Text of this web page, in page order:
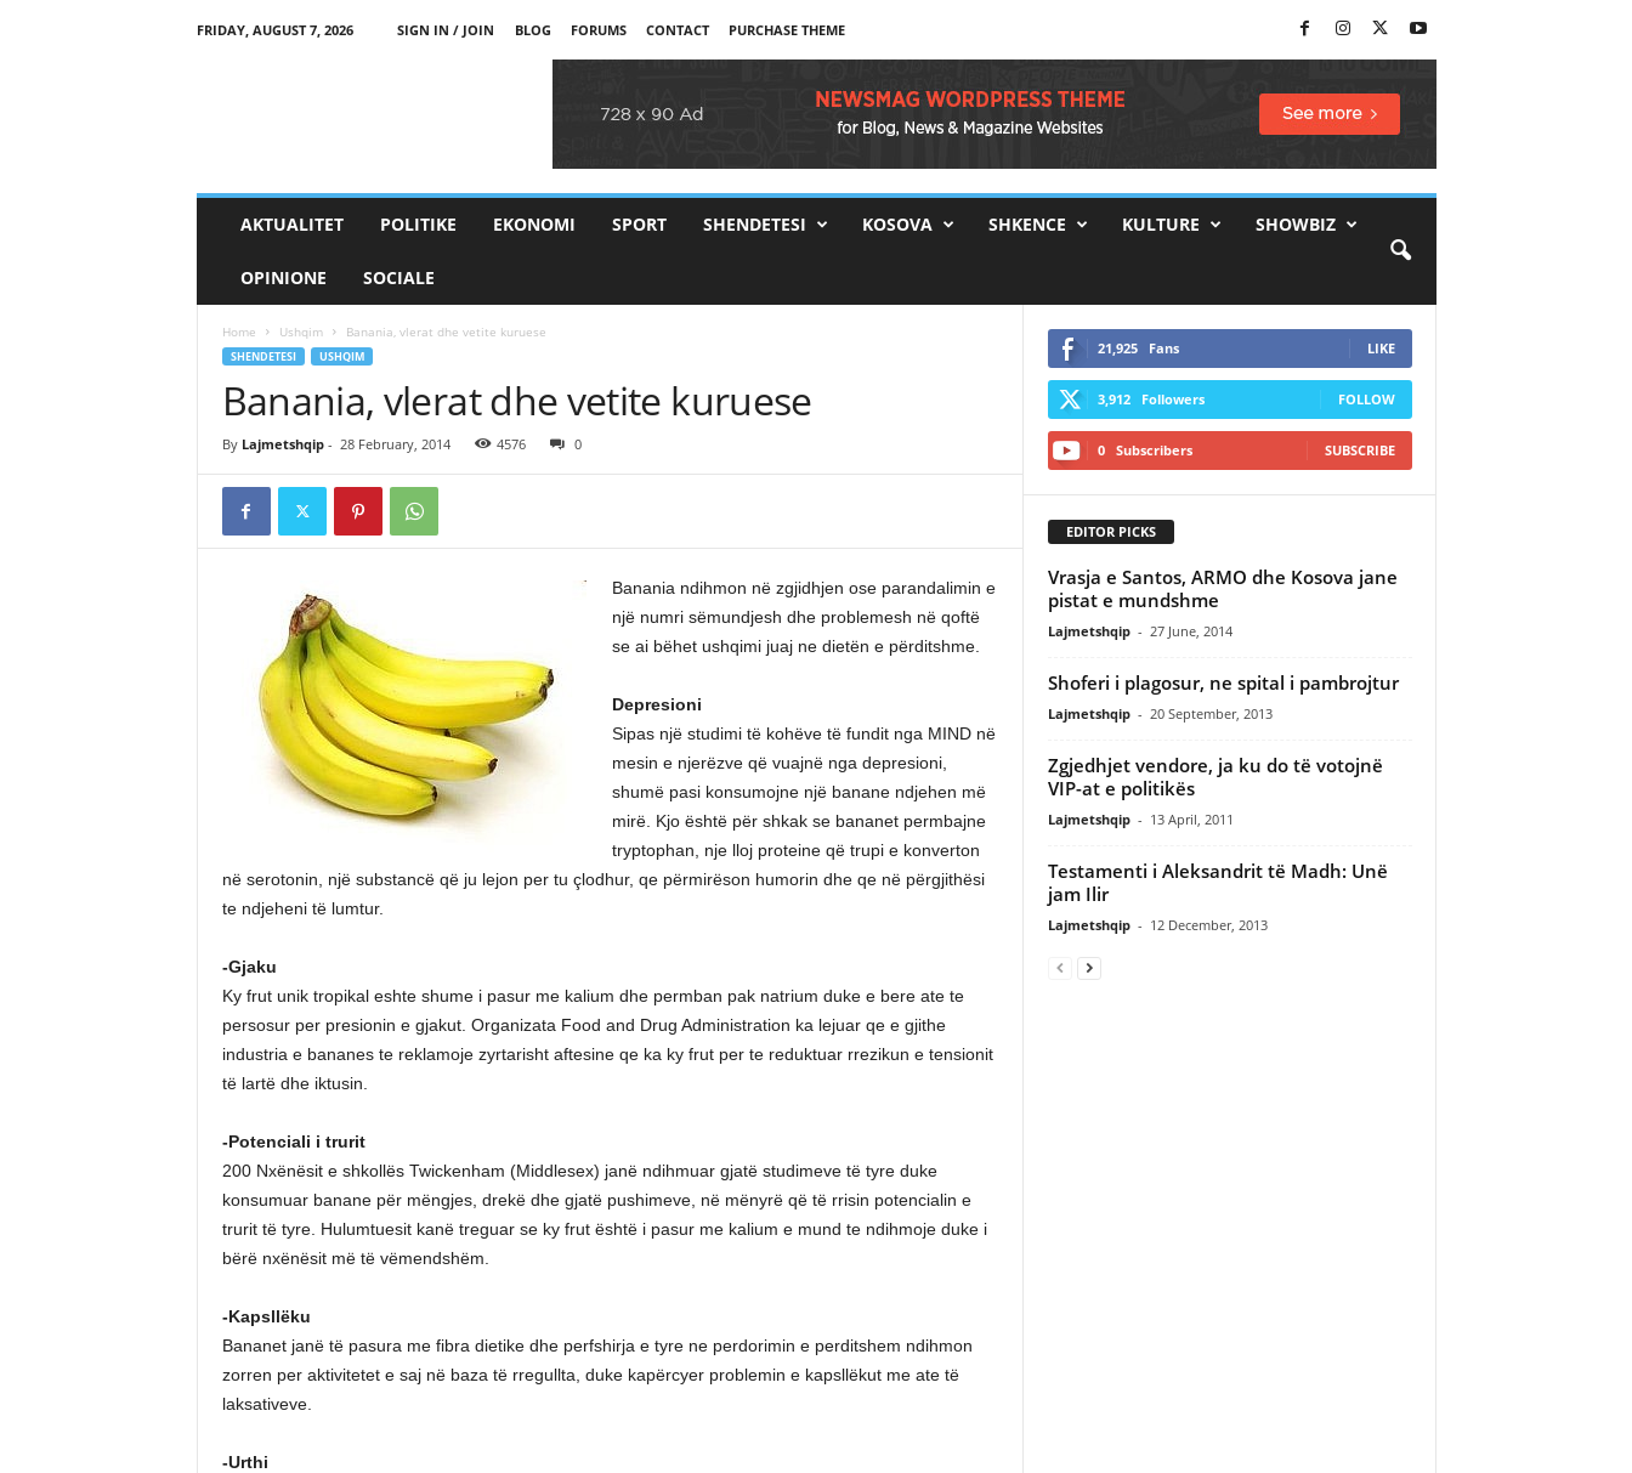
FRIDAY, AUGUST 7, 2026 SIGN IN / JOIN BLOG FORUMS CONTACT PURCHASE THEME
AKTUALITET POLITIKE EKONOMI SPORT SHENDETESI KOSOVA SHKENCE KULTURE SHOWBIZ
OPINIONE SOCIALE
Home Ushqim Banania, vlerat dhe vetite kuruese
SHENDETESI USHQIM
Banania, vlerat dhe vetite kuruese
By Lajmetshqip- 28 February, 2014 4576 0
Banania ndihmon në zgjidhjen ose parandalimin e
një numri sëmundjesh dhe problemesh në qoftë
se ai bëhet ushqimi juaj ne dietën e përditshme.
Depresioni
Sipas një studimi të kohëve të fundit nga MIND në
mesin e njerëzve që vuajnë nga depresioni,
shumë pasi konsumojne një banane ndjehen më
mirë. Kjo është për shkak se bananet permbajne
tryptophan, nje lloj proteine që trupi e konverton
në serotonin, një substancë që ju lejon per tu çlodhur, qe përmirëson humorin dhe qe në përgjithësi
te ndjeheni të lumtur.
-Gjaku
Ky frut unik tropikal eshte shume i pasur me kalium dhe permban pak natrium duke e bere ate te
persosur per presionin e gjakut. Organizata Food and Drug Administration ka lejuar qe e gjithe
industria e bananes te reklamoje zyrtarisht aftesine qe ka ky frut per te reduktuar rrezikun e tensionit
të lartë dhe iktusin.
-Potenciali i trurit
200 Nxënësit e shkollës Twickenham (Middlesex) janë ndihmuar gjatë studimeve të tyre duke
konsumuar banane për mëngjes, drekë dhe gjatë pushimeve, në mënyrë që të rrisin potencialin e
trurit të tyre. Hulumtuesit kanë treguar se ky frut është i pasur me kalium e mund te ndihmoje duke i
bërë nxënësit më të vëmendshëm.
-Kapsllëku
Bananet janë të pasura me fibra dietike dhe perfshirja e tyre ne perdorimin e perditshem ndihmon
zorren per aktivitetet e saj në baza të rregullta, duke kapërcyer problemin e kapsllëkut me ate të
laksativeve.
-Urthi
21,925 Fans LIKE
3,912 Followers FOLLOW
0 Subscribers SUBSCRIBE
EDITOR PICKS
Vrasja e Santos, ARMO dhe Kosova jane
pistat e mundshme
Lajmetshqip - 27 June, 2014
Shoferi i plagosur, ne spital i pambrojtur
Lajmetshqip - 20 September, 2013
Zgjedhjet vendore, ja ku do të votojnë
VIP-at e politikës
Lajmetshqip - 13 April, 2011
Testamenti i Aleksandrit të Madh: Unë
jam Ilir
Lajmetshqip - 12 December, 2013